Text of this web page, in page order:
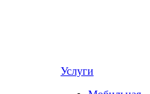
Услуги